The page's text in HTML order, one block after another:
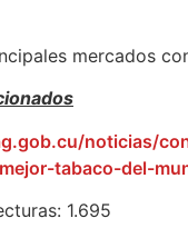
mercados
noticias/
tabaco-del-
1.695